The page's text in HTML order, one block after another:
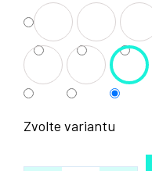
Zvolte variantu